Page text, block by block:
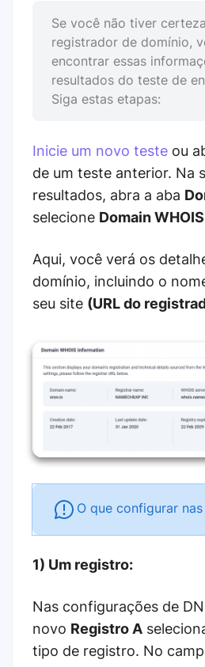
Se você não tiver
registrador de domínio,
encontrar essas
resultados do teste de
Siga estas etapas:
Inicie um novo teste ou
de um teste anterior. Na
resultados, abra a aba
selecione Domain
Aqui, você verá os
domínio, incluindo o
seu site (URL do
O que configurar
1) Um registro:
Nas configurações de
novo Registro A
tipo de registro. No